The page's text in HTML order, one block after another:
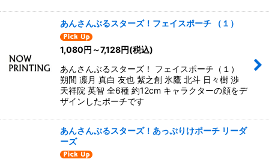
あんさんぶるスターズ！フェイスポーチ （１）
1,080円 ～7,128円(税込)
あんさんぶるスターズ！ フェイスポーチ（１）
朔間 凛月 真白 友也 紫之創 氷鷹 北斗 日々樹 渉
天祥院 英智 全6種 約12cm キャラクターの顔をデ
ザインしたポーチです
あんさんぶるスターズ！あっぷりけポーチ リーダ
ーズ